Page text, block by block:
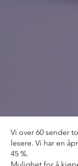
Vi over 60 sender
lesere. Vi har en
45 %.